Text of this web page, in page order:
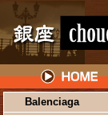
Balenciaga